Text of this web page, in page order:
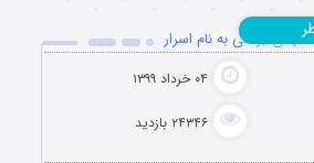
یراحی به نام اسرار
۰۴ خرداد ۱۳۹۹
۲۴۳۴۶ بازدید